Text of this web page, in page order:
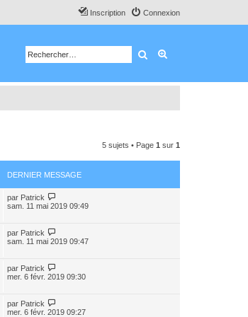
Connexion
Inscription
Rechercher
5 sujets • Page 1 sur 1
DERNIER MESSAGE
par Patrick
sam. 11 mai 2019 09:49
par Patrick
sam. 11 mai 2019 09:47
par Patrick
mer. 6 févr. 2019 09:30
par Patrick
mer. 6 févr. 2019 09:27